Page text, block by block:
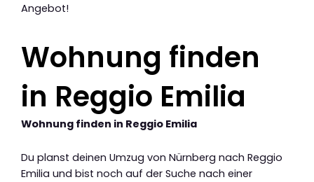
Angebot!
Wohnung finden
in Reggio Emilia
Wohnung finden in Reggio Emilia
Du planst deinen Umzug von Nürnberg nach Reggio
Emilia und bist noch auf der Suche nach einer